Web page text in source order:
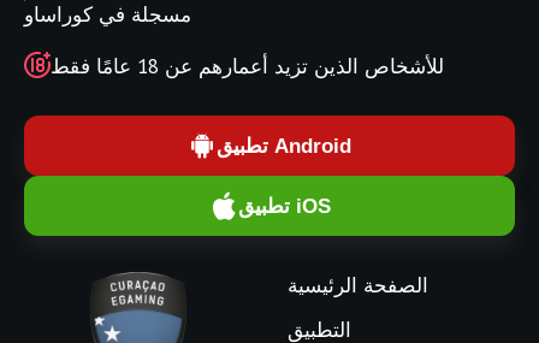
مسجلة في كوراساو
للأشخاص الذين تزيد أعمارهم عن 18 عامًا فقط
تطبيق Android
تطبيق iOS
الصفحة الرئيسية
التطبيق